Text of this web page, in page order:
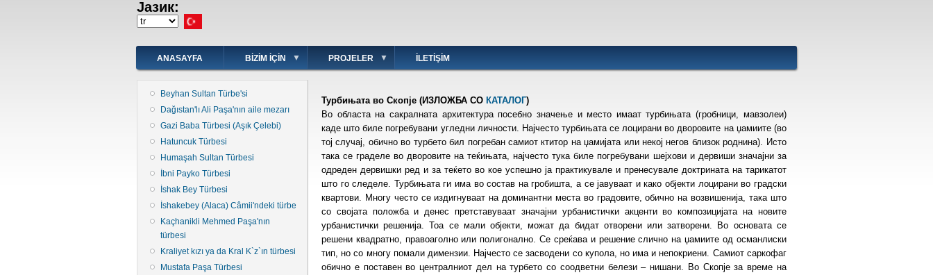
Јазик:
Select
language
ANASAYFA BIZIM IÇIN PROJELER İLETIŞIM
Турбињата во Скопје (ИЗЛОЖБА СО КАТАЛОГ)
Во областа на сакралната архитектура посебно значење и место имаат турбињата (гробници, мавзолеи)
каде што биле погребувани угледни личности. Најчесто турбињата се лоцирани во дворовите на џамиите (во
тој случај, обично во турбето бил погребан самиот ктитор на џамијата или некој негов близок роднина). Исто
така се граделе во дворовите на теќињата, најчесто тука биле погребувани шејхови и дервиши значајни за
одреден дервишки ред и за теќето во кое успешно ја практикувале и пренесувале доктрината на тарикатот
што го следеле. Турбињата ги има во состав на гробишта, а се јавуваат и како објекти лоцирани во градски
квартови. Многу често се издигнуваат на доминантни места во градовите, обично на возвишенија, така што
со својата положба и денес претставуваат значајни урбанистички акценти во композицијата на новите
урбанистички решенија. Тоа се мали објекти, можат да бидат отворени или затворени. Во основата се
решени квадратно, правоаголно или полигонално. Се среќава и решение слично на џамиите од османлиски
тип, но со многу помали димензии. Најчесто се засводени со купола, но има и непокриени. Самиот саркофаг
обично е поставен во централниот дел на турбето со соодветни белези – нишани. Во Скопје за време на
Beyhan Sultan Türbe'si
Dağıstan'lı Ali Paşa'nın aile mezarı
Gazi Baba Türbesi (Aşık Çelebi)
Hatuncuk Türbesi
Humaşah Sultan Türbesi
İbni Payko Türbesi
İshak Bey Türbesi
İshakebey (Alaca) Câmii'ndeki türbe
Kaçhanikli Mehmed Paşa'nın
türbesi
Kraliyet kızı ya da Kral K`z`ın türbesi
Mustafa Paşa Türbesi